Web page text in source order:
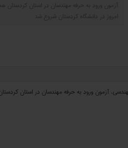
آزمون ورود به حرفه مهندسان در استان